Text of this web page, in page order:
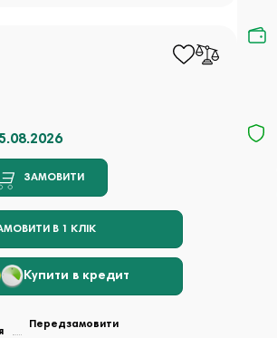
ЗАМОВИТИ
В 1 КЛІК
Купити в кредит
Передзамовити